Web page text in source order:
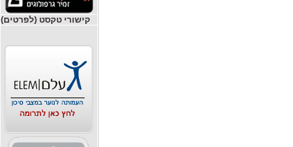
קישורי טקסט (לפרטים)